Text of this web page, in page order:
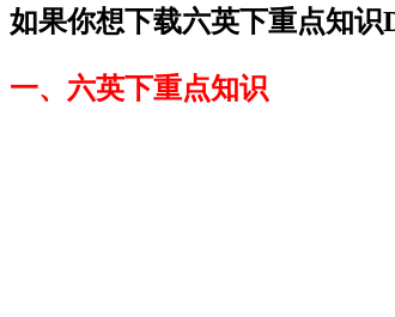
如果你想下载六英下重点知识
一、六英下重点知识